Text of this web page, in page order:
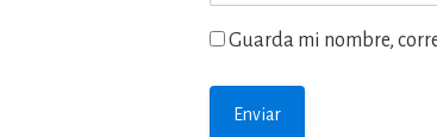
Guarda mi nombre,